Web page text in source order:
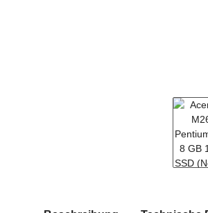
weitere Registerkarten anzeigen